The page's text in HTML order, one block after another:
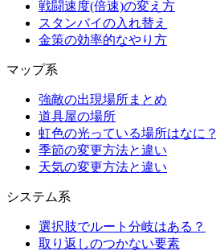
戦闘速度(倍速)の変え方
スタンバイの入れ替え
金策の効率的なやり方
マップ系
強敵の出現場所まとめ
道具屋の場所
虹色の光っている場所はなに？
季節の変更方法と違い
天気の変更方法と違い
システム系
選択肢でルート分岐はある？
取り返しのつかない要素